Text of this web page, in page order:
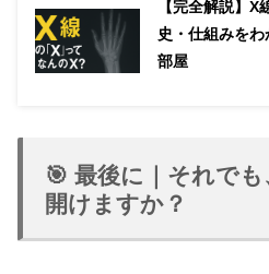
【完全解説】
史・仕組みを
部屋
🎯 最後に｜それで
開けますか？